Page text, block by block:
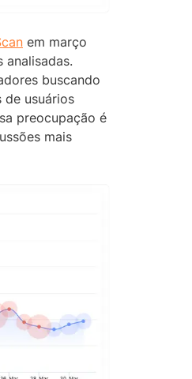
em março
analisadas.
buscando
de usuários
preocupação é
mais